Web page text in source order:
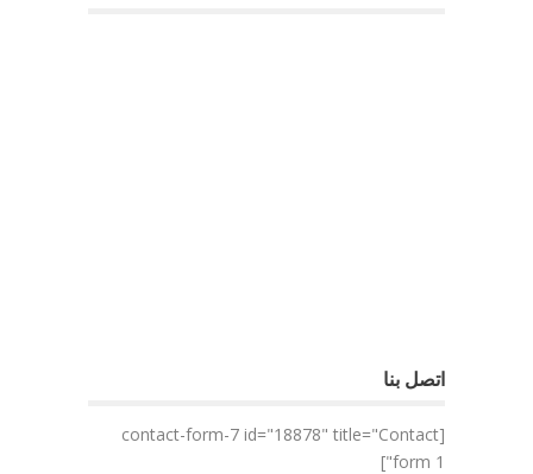
اتصل بنا
[contact-form-7 id="18878" title="Contact
form 1"]